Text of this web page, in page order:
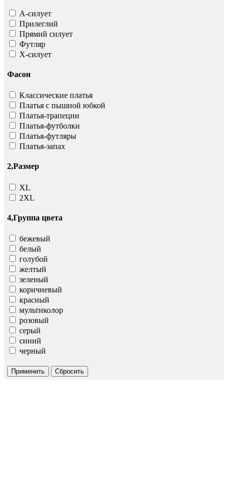
А-силует
Прилеглий
Прямий силует
Футляр
Х-силует
Фасон
Классические платья
Платья с пышной юбкой
Платья-трапеции
Платья-футболки
Платья-футляры
Платья-запах
2,Размер
XL
2XL
4,Группа цвета
бежевый
белый
голубой
желтый
зеленый
коричневый
красный
мультиколор
розовый
серый
синий
черный
Применить Сбросить